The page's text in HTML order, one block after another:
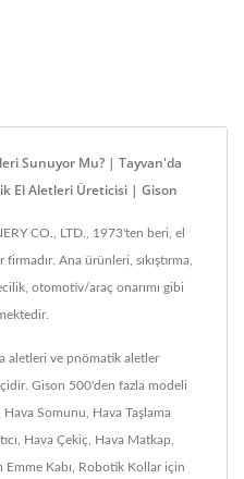
Sunuyor Mu? | Tayvan'da
El Aletleri Üreticisi | Gison
CO., LTD., 1973'ten beri, el
Ana ürünleri, sıkıştırma,
otomotiv/araç onarımı gibi
aletleri ve pnömatik aletler
Gison 500'den fazla modeli
Somunu, Hava Taşlama
Hava Çekiç, Hava Matkap,
Emme Kabı, Robotik Kollar için